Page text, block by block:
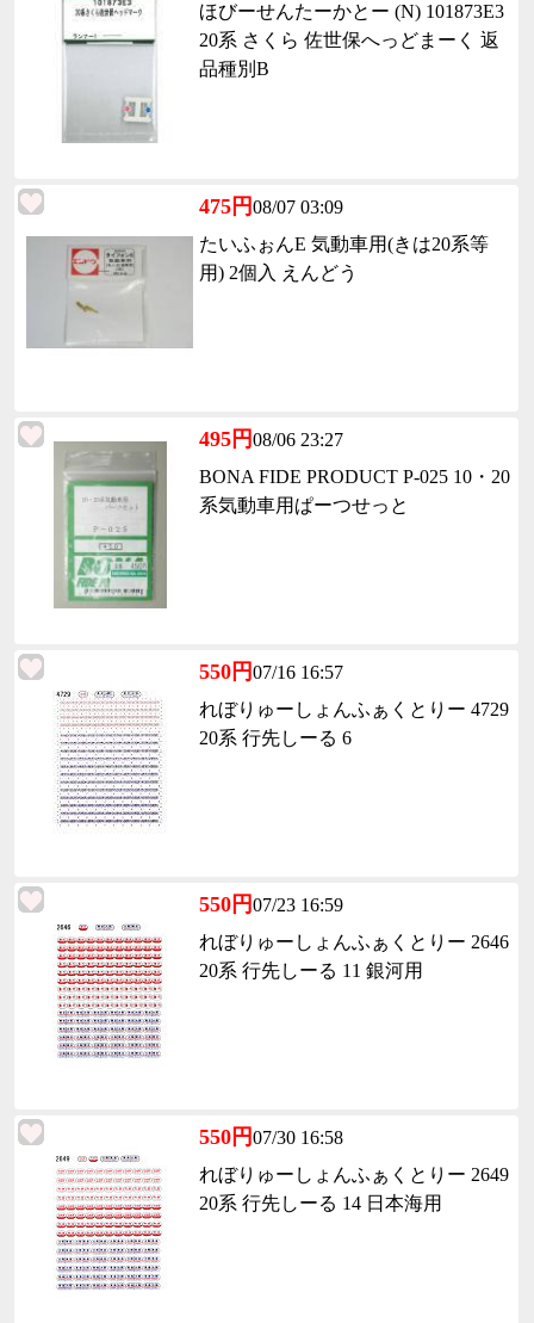
ほびーせんたーかとー (N) 101873E3
20系 さくら 佐世保へっどまーく 返
品種別B
475円08/07 03:09
たいふぉんE 気動車用(きは20系等
用) 2個入 えんどう
495円08/06 23:27
BONA FIDE PRODUCT P-025 10・20
系気動車用ぱーつせっと
550円07/16 16:57
れぼりゅーしょんふぁくとりー 4729
20系 行先しーる 6
550円07/23 16:59
れぼりゅーしょんふぁくとりー 2646
20系 行先しーる 11 銀河用
550円07/30 16:58
れぼりゅーしょんふぁくとりー 2649
20系 行先しーる 14 日本海用